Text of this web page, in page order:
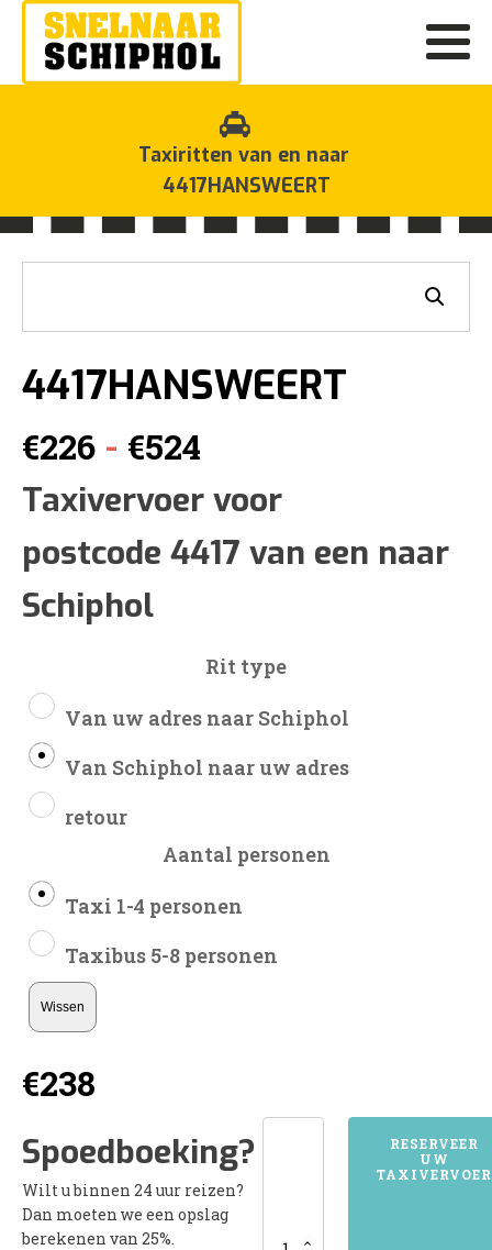
Taxiritten van en naar
4417HANSWEERT
4417HANSWEERT
€226 - €524
€226
tot
Taxivervoer voor
postcode 4417 van een naar
Schiphol
Rit type
Van uw adres naar Schiphol
Van Schiphol naar uw adres
retour
Aantal personen
Taxi 1-4 personen
Taxibus 5-8 personen
Wissen
€238
Spoedboeking?
Wilt u binnen 24 uur reizen?
Dan moeten we een opslag
berekenen van 25%.
4417HANSWEERTRESERVEER
UW
TAXIVERVOER